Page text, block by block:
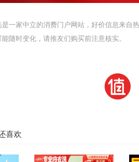
是一家中立的消费门户网站，好价信息来自
随时变化，请推友们购买前注意核实。
喜欢